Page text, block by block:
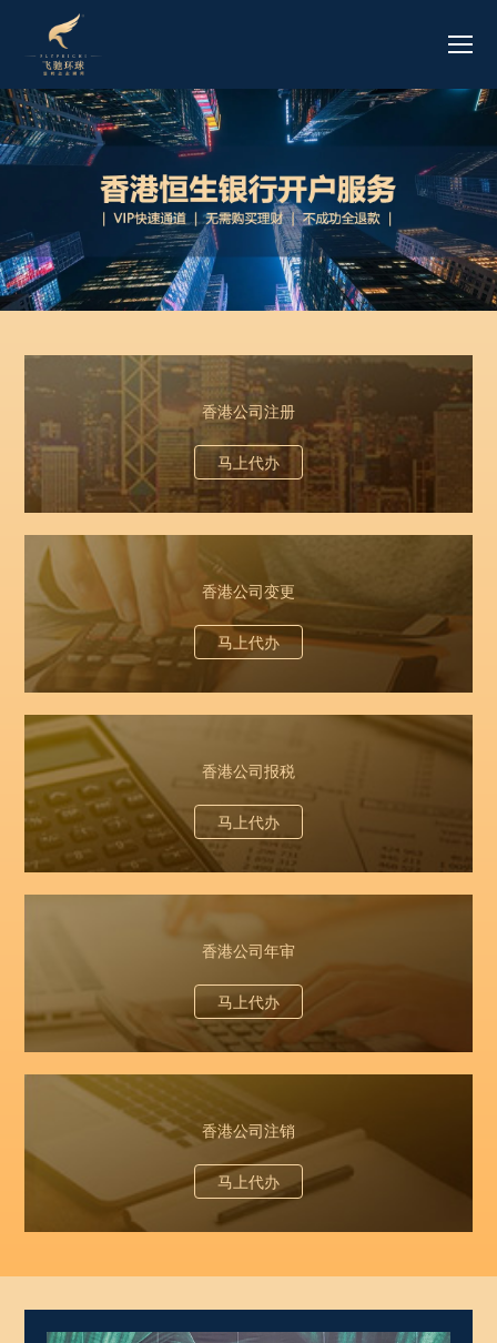
香港公司注册
马上代办
香港公司变更
马上代办
香港公司报税
马上代办
香港公司年审
马上代办
香港公司注销
马上代办